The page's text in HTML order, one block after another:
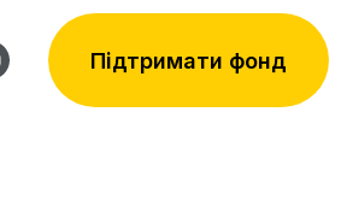
Підтримати фонд